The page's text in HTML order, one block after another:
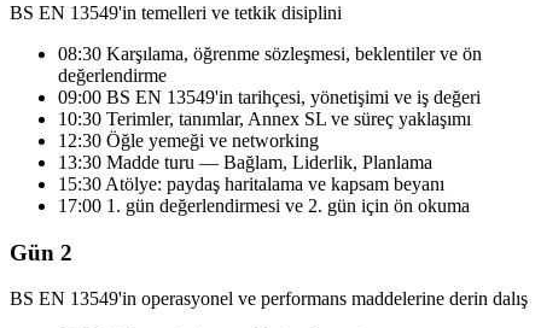
BS EN 13549'in temelleri ve tetkik disiplini
08:30 Karşılama, öğrenme sözleşmesi, beklentiler ve ön
değerlendirme
09:00 BS EN 13549'in tarihçesi, yönetişimi ve iş değeri
10:30 Terimler, tanımlar, Annex SL ve süreç yaklaşımı
12:30 Öğle yemeği ve networking
13:30 Madde turu — Bağlam, Liderlik, Planlama
15:30 Atölye: paydaş haritalama ve kapsam beyanı
17:00 1. gün değerlendirmesi ve 2. gün için ön okuma
Gün 2
BS EN 13549'in operasyonel ve performans maddelerine derin dalış